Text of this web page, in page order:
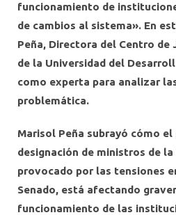
funcionamiento de
de cambios al sistema». En
Peña, Directora del Centro
de la Universidad del
como experta para analizar
problemática.
Marisol Peña subrayó cómo
designación de ministros de la
provocado por las tensiones
Senado, está afectando
funcionamiento de las